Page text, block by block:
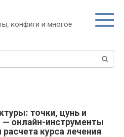
конфиги и многое
точки, цунь и
— онлайн-инструменты
курса лечения